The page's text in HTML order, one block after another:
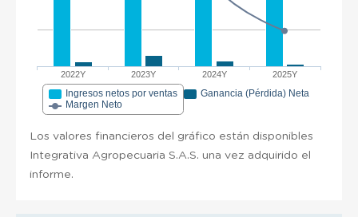
2022Y 2023Y 2024Y 2025Y
Ingresos netos por ventas
Ganancia (Pérdida) Neta
Margen Neto
Los valores financieros del gráfico están disponibles
Integrativa Agropecuaria S.A.S. una vez adquirido el
informe.